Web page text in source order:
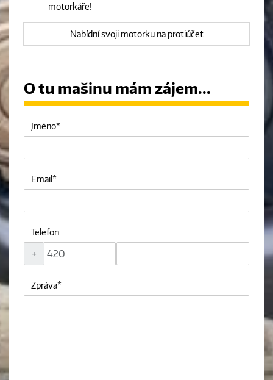
motorkáře!
Nabídní svoji motorku na protiúčet
O tu mašinu mám zájem...
Jméno
Email
Telefon
+
Zpráva